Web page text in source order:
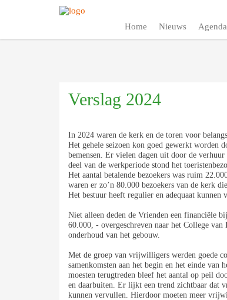
Home Nieuws Agenda
Verslag 2024
In 2024 waren de kerk en de toren voor
Het gehele seizoen kon goed gewerkt
bemensen. Er vielen dagen uit door de
deel van de werkperiode stond het
Het aantal betalende bezoekers was ruim
waren er zo’n 80.000 bezoekers van de kerk
Het bestuur heeft regulier en adequaat kunnen
Niet alleen deden de Vrienden een financiële
60.000, - overgeschreven naar het College
onderhoud van het gebouw.
Met de groep van vrijwilligers werden goede
samenkomsten aan het begin en het einde
moesten terugtreden bleef het aantal op peil
en daarbuiten. Er lijkt een trend zichtbaar dat
kunnen vervullen. Hierdoor moeten meer